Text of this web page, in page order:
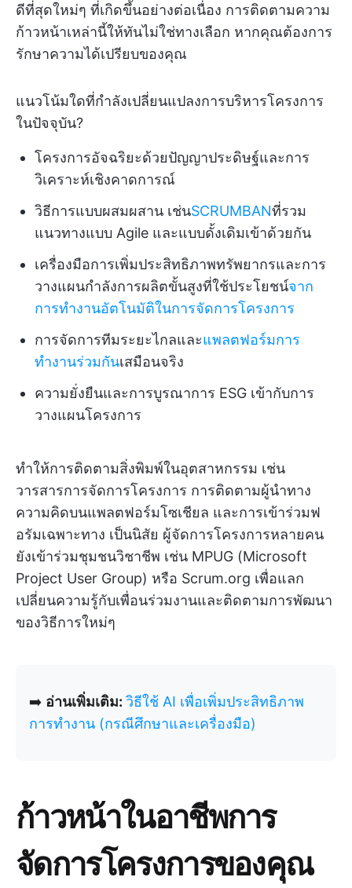
ดีที่สุดใหม่ๆ ที่เกิดขึ้นอย่างต่อเนื่อง การติดตามความ
ก้าวหน้าเหล่านี้ให้ทันไม่ใช่ทางเลือก หากคุณต้องการ
รักษาความได้เปรียบของคุณ
แนวโน้มใดที่กำลังเปลี่ยนแปลงการบริหารโครงการ
ในปัจจุบัน?
โครงการอัจฉริยะด้วยปัญญาประดิษฐ์และการ
วิเคราะห์เชิงคาดการณ์
วิธีการแบบผสมผสาน เช่นSCRUMBANที่รวม
แนวทางแบบ Agile และแบบดั้งเดิมเข้าด้วยกัน
เครื่องมือการเพิ่มประสิทธิภาพทรัพยากรและการ
วางแผนกำลังการผลิตขั้นสูงที่ใช้ประโยชน์จาก
การทำงานอัตโนมัติในการจัดการโครงการ
การจัดการทีมระยะไกลและแพลตฟอร์มการ
ทำงานร่วมกันเสมือนจริง
ความยั่งยืนและการบูรณาการ ESG เข้ากับการ
วางแผนโครงการ
ทำให้การติดตามสิ่งพิมพ์ในอุตสาหกรรม เช่น
วารสารการจัดการโครงการ การติดตามผู้นำทาง
ความคิดบนแพลตฟอร์มโซเชียล และการเข้าร่วมฟ
อรัมเฉพาะทาง เป็นนิสัย ผู้จัดการโครงการหลายคน
ยังเข้าร่วมชุมชนวิชาชีพ เช่น MPUG (Microsoft
Project User Group) หรือ Scrum.org เพื่อแลก
เปลี่ยนความรู้กับเพื่อนร่วมงานและติดตามการพัฒนา
ของวิธีการใหม่ๆ
➡️ อ่านเพิ่มเติม: วิธีใช้ AI เพื่อเพิ่มประสิทธิภาพ
การทำงาน (กรณีศึกษาและเครื่องมือ)
ก้าวหน้าในอาชีพการ
จัดการโครงการของคุณ